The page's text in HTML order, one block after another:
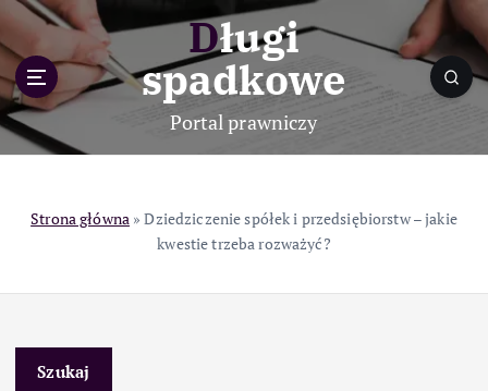
p
o
c
Długi
spadkowe
Portal prawniczy
Strona główna»Dziedziczenie spółek i przedsiębiorstw – jakie
kwestie trzeba rozważyć?
Szukaj